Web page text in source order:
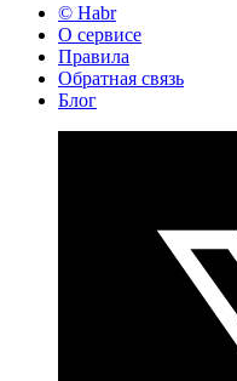
© Habr
О сервисе
Правила
Обратная связь
Блог